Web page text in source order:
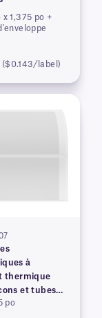
1,375 po +
($0.143/label)
à
thermique
et tubes
po